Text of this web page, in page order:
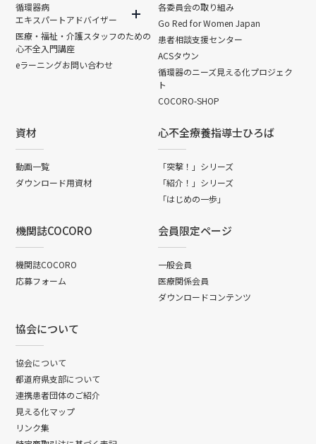
循環器病
エキスパートアドバイザー
医療・福祉・介護スタッフのための
心不全入門講座
eラーニングお問い合わせ
各委員会の取り組み
Go Red for Women Japan
患者相談支援センター
ACSタウン
循環器のニーズ見える化プロジェク
ト
COCORO-SHOP
資材
動画一覧
ダウンロード用資材
心不全療養指導士ひろば
「突撃！」シリーズ
「紹介！」シリーズ
「はじめの一歩」
機関誌COCORO
機関誌COCORO
応募フォーム
会員限定ページ
一般会員
医療関係会員
ダウンロードコンテンツ
協会について
協会について
都道府県支部について
連携患者団体のご紹介
見える化マップ
リンク集